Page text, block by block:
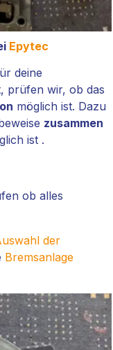
Epytec
deine
prüfen wir, ob das
möglich ist. Dazu
zusammen
ist .
ob alles
der
Bremsanlage